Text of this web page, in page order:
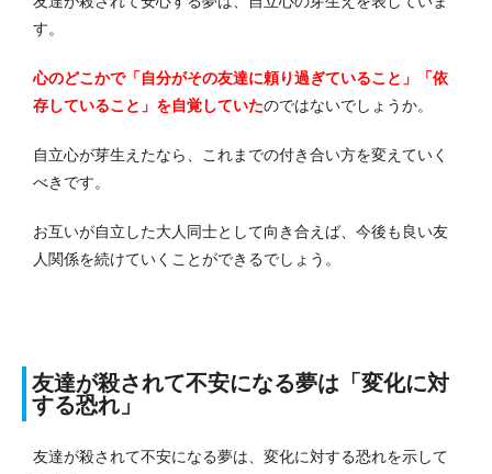
す。
心のどこかで「自分がその友達に頼り過ぎていること」「依
存していること」を自覚していたのではないでしょうか。
自立心が芽生えたなら、これまでの付き合い方を変えていく
べきです。
お互いが自立した大人同士として向き合えば、今後も良い友
人関係を続けていくことができるでしょう。
友達が殺されて不安になる夢は「変化に対
する恐れ」
友達が殺されて不安になる夢は、変化に対する恐れを示して